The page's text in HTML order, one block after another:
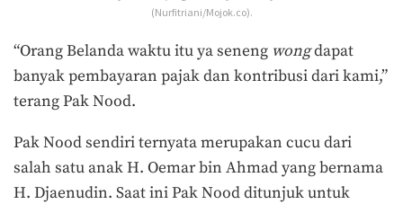
(Nurfitriani/Mojok.co).
“Orang Belanda waktu itu ya seneng wongdapat
banyak pembayaran pajak dan kontribusi dari kami,”
terang Pak Nood.
Pak Nood sendiri ternyata merupakan cucu dari
salah satu anak H. Oemar bin Ahmad yang bernama
H. Djaenudin. Saat ini Pak Nood ditunjuk untuk